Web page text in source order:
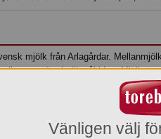
mjölk från Arlagårdar.
som dryck till måltiden. Mjölk är
och kalcium
att produkten är gjord på 100 procent
Vänligen välj